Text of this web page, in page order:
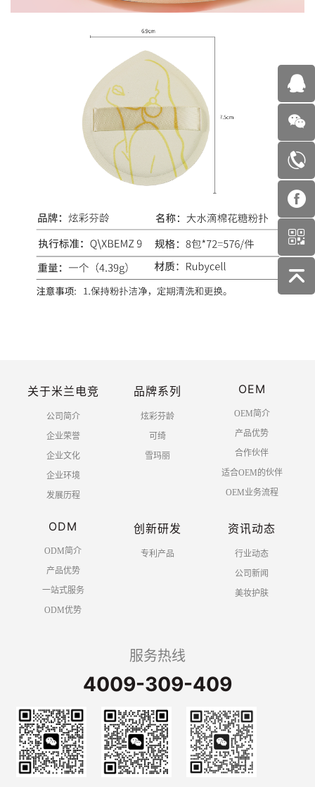
关于米兰电竞
公司简介
企业荣誉
企业文化
企业环境
发展历程
品牌系列
炫彩芬龄
可绮
雪玛丽
OEM
OEM简介
产品优势
合作伙伴
适合OEM的伙伴
OEM业务流程
ODM
ODM简介
产品优势
一站式服务
ODM优势
创新研发
专利产品
资讯动态
行业动态
公司新闻
美妆护肤
服务热线
4009-309-409